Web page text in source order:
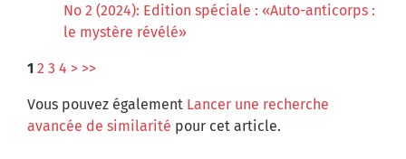
No 2 (2024): Edition spéciale : «Auto-anticorps :
le mystère révélé»
1 2 3 4 > >>
Vous pouvez également Lancer une recherche
avancée de similarité pour cet article.